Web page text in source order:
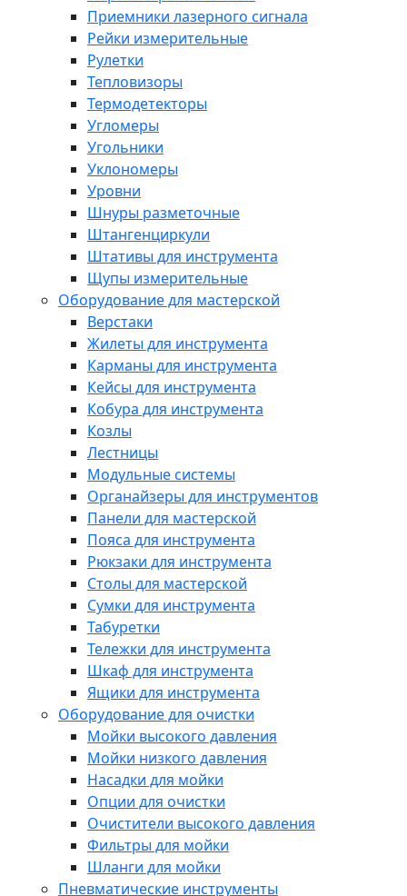
Приемники лазерного сигнала
Рейки измерительные
Рулетки
Тепловизоры
Термодетекторы
Угломеры
Угольники
Уклономеры
Уровни
Шнуры разметочные
Штангенциркули
Штативы для инструмента
Щупы измерительные
Оборудование для мастерской
Верстаки
Жилеты для инструмента
Карманы для инструмента
Кейсы для инструмента
Кобура для инструмента
Козлы
Лестницы
Модульные системы
Органайзеры для инструментов
Панели для мастерской
Пояса для инструмента
Рюкзаки для инструмента
Столы для мастерской
Сумки для инструмента
Табуретки
Тележки для инструмента
Шкаф для инструмента
Ящики для инструмента
Оборудование для очистки
Мойки высокого давления
Мойки низкого давления
Насадки для мойки
Опции для очистки
Очистители высокого давления
Фильтры для мойки
Шланги для мойки
Пневматические инструменты